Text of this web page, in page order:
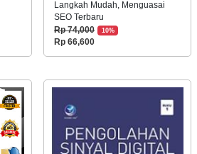
Langkah Mudah, Menguasai
SEO Terbaru
Rp 74,000
10%
Rp 66,600